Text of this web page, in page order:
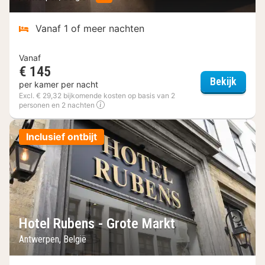
Vanaf 1 of meer nachten
Vanaf
€ 145
per kamer per nacht
Excl. € 29,32 bijkomende kosten op basis van 2
personen en 2 nachten
Bekijk
Inclusief ontbijt
Hotel Rubens - Grote Markt
Antwerpen, België